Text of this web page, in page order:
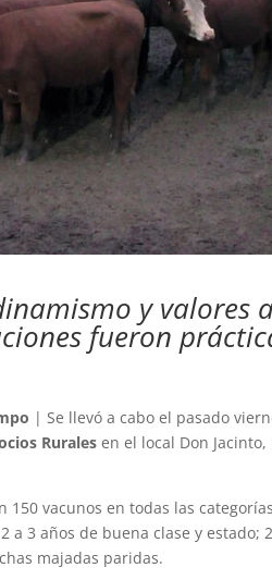
y valores
fueron
| Se llevó a cabo el pasado
Rurales en el local Don
vacunos en todas las
3 años de buena clase y estado;
majadas paridas.